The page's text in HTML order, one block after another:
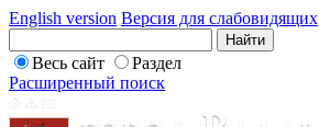
English version Версия для слабовидящих
Весь сайт
Раздел
Расширенный поиск